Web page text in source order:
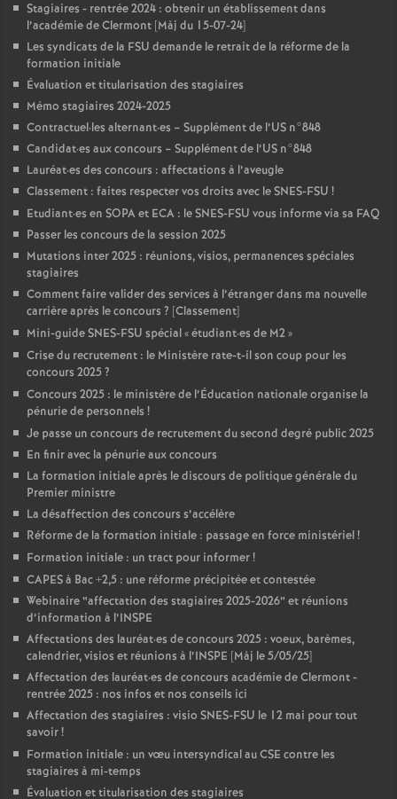
Stagiaires - rentrée 2024 : obtenir un établissement dans
l’académie de Clermont [Màj du 15-07-24]
Les syndicats de la FSU demande le retrait de la réforme de la
formation initiale
Évaluation et titularisation des stagiaires
Mémo stagiaires 2024-2025
Contractuel·les alternant·es – Supplément de l’US n°848
Candidat·es aux concours – Supplément de l’US n°848
Lauréat·es des concours : affectations à l’aveugle
Classement : faites respecter vos droits avec le SNES-FSU !
Etudiant·es en SOPA et ECA : le SNES-FSU vous informe via sa FAQ
Passer les concours de la session 2025
Mutations inter 2025 : réunions, visios, permanences spéciales
stagiaires
Comment faire valider des services à l’étranger dans ma nouvelle
carrière après le concours ? [Classement]
Mini-guide SNES-FSU spécial «étudiant·es de M2»
Crise du recrutement : le Ministère rate-t-il son coup pour les
concours 2025?
Concours 2025 : le ministère de l’Éducation nationale organise la
pénurie de personnels !
Je passe un concours de recrutement du second degré public 2025
En finir avec la pénurie aux concours
La formation initiale après le discours de politique générale du
Premier ministre
La désaffection des concours s’accélère
Réforme de la formation initiale : passage en force ministériel!
Formation initiale : un tract pour informer!
CAPES à Bac +2,5 : une réforme précipitée et contestée
Webinaire “affectation des stagiaires 2025-2026” et réunions
d’information à l’INSPE
Affectations des lauréat·es de concours 2025 : voeux, barèmes,
calendrier, visios et réunions à l’INSPE [Màj le 5/05/25]
Affectation des lauréat·es de concours académie de Clermont -
rentrée 2025 : nos infos et nos conseils ici
Affectation des stagiaires : visio SNES-FSU le 12 mai pour tout
savoir!
Formation initiale : un vœu intersyndical au CSE contre les
stagiaires à mi-temps
Évaluation et titularisation des stagiaires